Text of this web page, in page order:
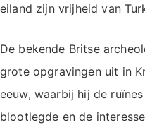
eiland zijn vrijheid van
De bekende Britse
grote opgravingen uit in
eeuw, waarbij hij de
blootlegde en de